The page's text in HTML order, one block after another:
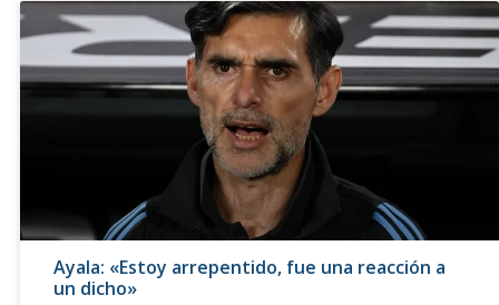
Ayala: «Estoy arrepentido, fue una reacción a
un dicho»